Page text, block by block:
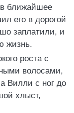
ближайшее
его в дорогой
заплатили, и
жизнь.
роста с
волосами,
Вилли с ног до
хлыст,